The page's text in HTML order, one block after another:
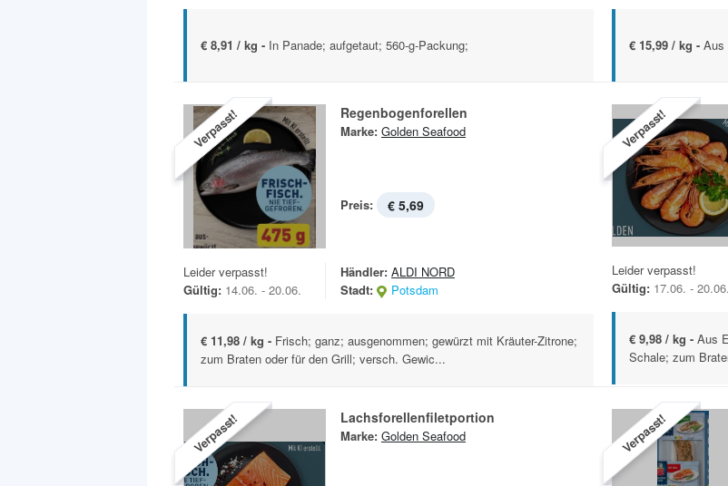
€ 8,91 / kg - In Panade; aufgetaut; 560-g-Packung; € 15,99 / kg - Aus
Verpasst! Regenbogenforellen
Marke: Golden Seafood
Preis: € 5,69
Leider verpasst!
Gültig: 14.06. - 20.06.
Händler: ALDI NORD
Stadt:
Potsdam
€ 11,98 / kg - Frisch; ganz; ausgenommen; gewürzt mit Kräuter-Zitrone;
zum Braten oder für den Grill; versch. Gewic...
Verpasst!
Leider verpasst!
Gültig: 17.06. - 20.06.
€ 9,98 / kg - Aus
Schale; zum
Verpasst! Lachsforellenfiletportion
Marke: Golden Seafood Verpasst!